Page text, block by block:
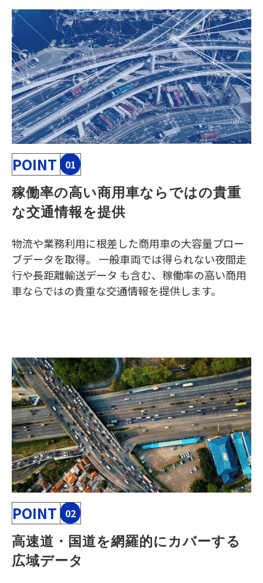
POINT 01
稼働率の高い商用車ならではの貴重
な交通情報を提供
物流や業務利用に根差した商用車の大容量プロー
ブデータを取得。 一般車両では得られない夜間走
行や長距離輸送データ も含む、稼働率の高い商用
車ならではの貴重な交通情報を提供します。
POINT 02
高速道・国道を網羅的にカバーする
広域データ